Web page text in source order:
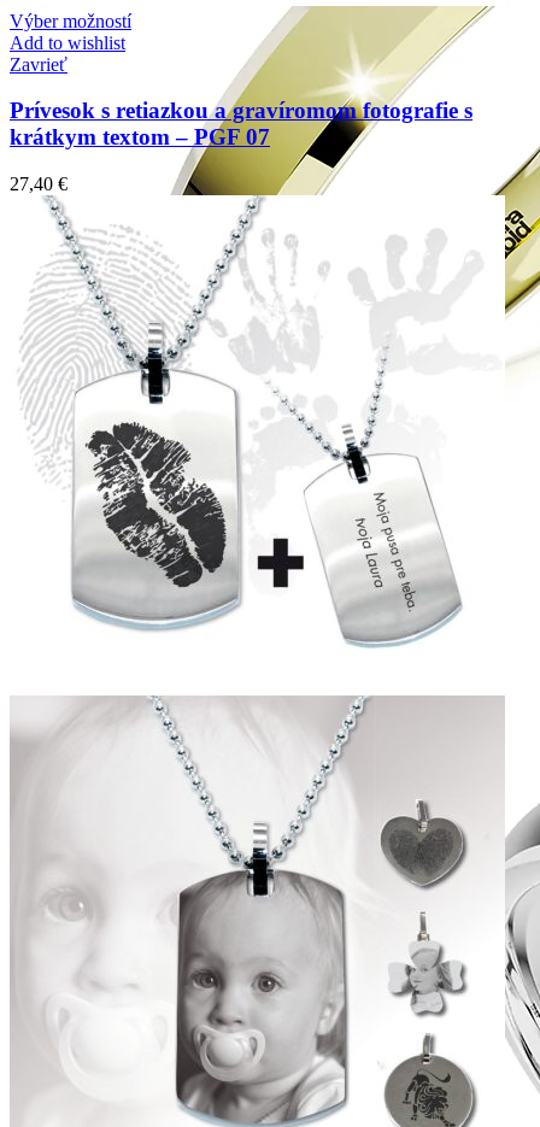
Symphony
Dokonalý lesk tradičného zlata s decentnou iskrou
Výber možností
Add to wishlist
Zavrieť
Prívesok s retiazkou a gravíromom fotografie s
krátkym textom – PGF 07
27,40 €